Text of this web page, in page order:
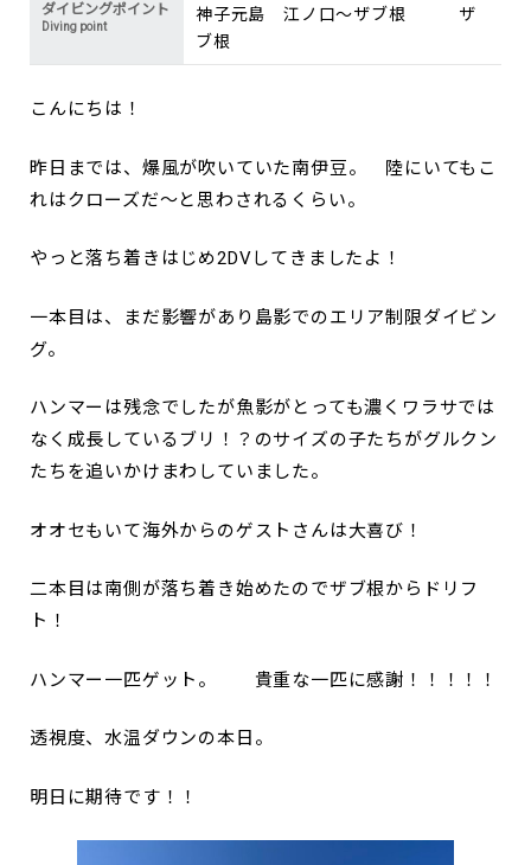
ダイビングポイント
Diving point
神子元島 江ノ口～ザブ根 ザ
ブ根
こんにちは！
昨日までは、爆風が吹いていた南伊豆。 陸にいてもこ
れはクローズだ～と思わされるくらい。
やっと落ち着きはじめ2DVしてきましたよ！
一本目は、まだ影響があり島影でのエリア制限ダイビン
グ。
ハンマーは残念でしたが魚影がとっても濃くワラサでは
なく成長しているブリ！？のサイズの子たちがグルクン
たちを追いかけまわしていました。
オオセもいて海外からのゲストさんは大喜び！
二本目は南側が落ち着き始めたのでザブ根からドリフ
ト！
ハンマー一匹ゲット。 貴重な一匹に感謝！！！！！
透視度、水温ダウンの本日。
明日に期待です！！